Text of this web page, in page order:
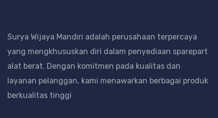
Surya Wijaya Mandiri adalah perusahaan terpercaya
yang mengkhususkan diri dalam penyediaan sparepart
alat berat. Dengan komitmen pada kualitas dan
layanan pelanggan, kami menawarkan berbagai produk
berkualitas tinggi